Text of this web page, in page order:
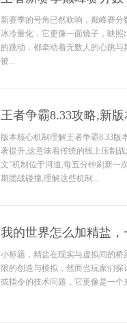
新赛季的号角已然吹响，巅峰赛
冰冷量化，它更像一面镜子，映
的跳动，都牵动着无数人的心跳
被...
王者争霸8.33攻略,新
版本核心机制理解王者争霸8.33
著提升,这意味着传统的线上压制
文”机制位于河道,每五分钟刷新一
期团战碰撞,理解这些机制...
我的世界怎么加精盐
小标题，精盐在现实与虚拟间的
限的创造与模拟，然而当玩家们
或指令的技术问题，它更像是一个